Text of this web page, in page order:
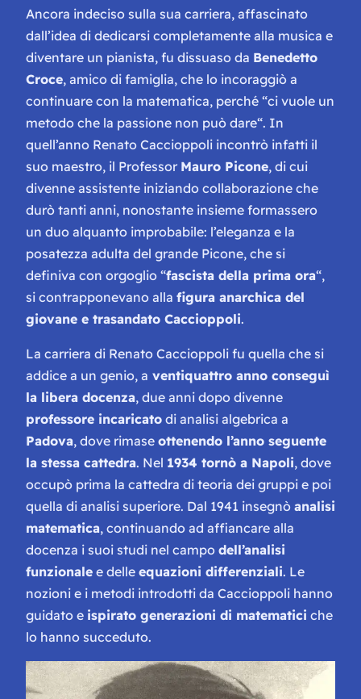
Ancora indeciso sulla sua carriera, affascinato
dall’idea di dedicarsi completamente alla musica e
diventare un pianista, fu dissuaso da Benedetto
Croce, amico di famiglia, che lo incoraggiò a
continuare con la matematica, perché “ci vuole un
metodo che la passione non può dare“. In
quell’anno Renato Caccioppoli incontrò infatti il
suo maestro, il Professor Mauro Picone, di cui
divenne assistente iniziando collaborazione che
durò tanti anni, nonostante insieme formassero
un duo alquanto improbabile: l’eleganza e la
posatezza adulta del grande Picone, che si
definiva con orgoglio “fascista della prima ora“,
si contrapponevano alla figura anarchica del
giovane e trasandato Caccioppoli.
La carriera di Renato Caccioppoli fu quella che si
addice a un genio, a ventiquattro anno conseguì
la libera docenza, due anni dopo divenne
professore incaricato di analisi algebrica a
Padova, dove rimase ottenendo l’anno seguente
la stessa cattedra. Nel 1934 tornò a Napoli, dove
occupò prima la cattedra di teoria dei gruppi e poi
quella di analisi superiore. Dal 1941 insegnò analisi
matematica, continuando ad affiancare alla
docenza i suoi studi nel campo dell’analisi
funzionale e delle equazioni differenziali. Le
nozioni e i metodi introdotti da Caccioppoli hanno
guidato e ispirato generazioni di matematici che
lo hanno succeduto.